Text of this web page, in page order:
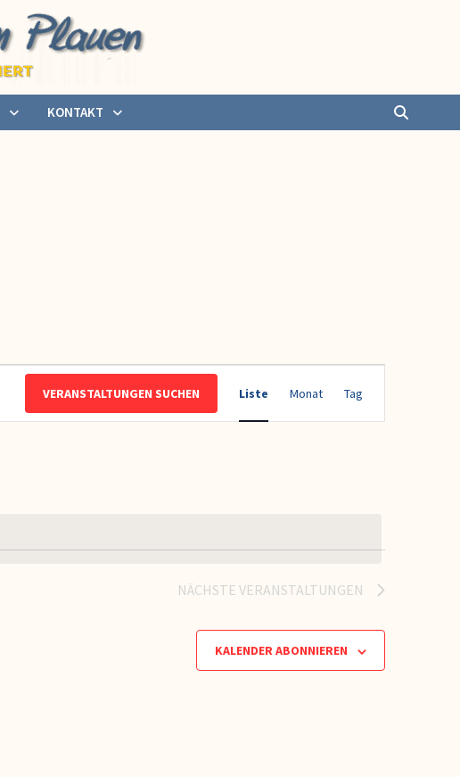
KONTAKT
VERANSTALTUNGEN SUCHEN
Ansichten-
Navigation
Liste Monat Tag
NÄCHSTE VERANSTALTUNGEN
KALENDER ABONNIEREN